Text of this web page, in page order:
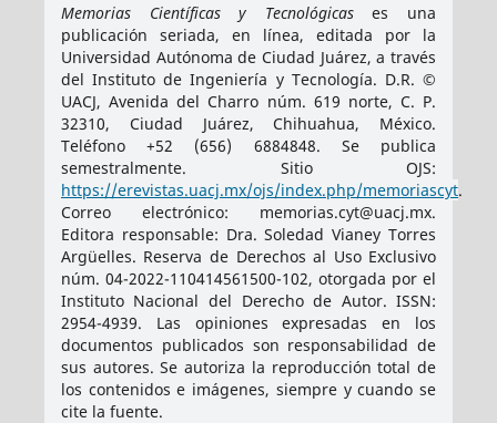
Memorias Científicas y Tecnológicases una
publicación seriada, en línea, editada por la
Universidad Autónoma de Ciudad Juárez, a través
del Instituto de Ingeniería y Tecnología. D.R. ©
UACJ, Avenida del Charro núm. 619 norte, C. P.
32310, Ciudad Juárez, Chihuahua, México.
Teléfono +52 (656) 6884848. Se publica
semestralmente. Sitio OJS:
https://erevistas.uacj.mx/ojs/index.php/memoriascyt.
Correo electrónico: memorias.cyt@uacj.mx.
Editora responsable: Dra. Soledad Vianey Torres
Argüelles. Reserva de Derechos al Uso Exclusivo
núm. 04-2022-110414561500-102, otorgada por el
Instituto Nacional del Derecho de Autor. ISSN:
2954-4939. Las opiniones expresadas en los
documentos publicados son responsabilidad de
sus autores. Se autoriza la reproducción total de
los contenidos e imágenes, siempre y cuando se
cite la fuente.